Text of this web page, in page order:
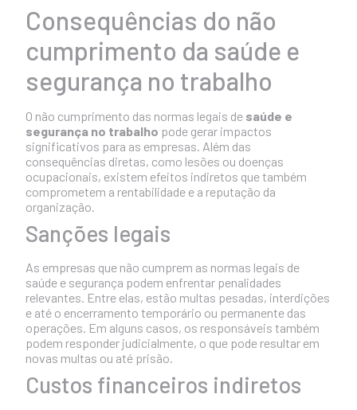
Consequências do não
cumprimento da saúde e
segurança no trabalho
O não cumprimento das normas legais de saúde e
segurança no trabalho pode gerar impactos
significativos para as empresas. Além das
consequências diretas, como lesões ou doenças
ocupacionais, existem efeitos indiretos que também
comprometem a rentabilidade e a reputação da
organização.
Sanções legais
As empresas que não cumprem as normas legais de
saúde e segurança podem enfrentar penalidades
relevantes. Entre elas, estão multas pesadas, interdições
e até o encerramento temporário ou permanente das
operações. Em alguns casos, os responsáveis também
podem responder judicialmente, o que pode resultar em
novas multas ou até prisão.
Custos financeiros indiretos